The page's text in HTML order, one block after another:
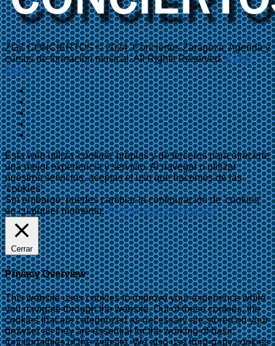
ZGZ CONCIERTOS © 2024. Conciertos Zaragoza, Agenda y
cursos de formación musical. All Rights Reserved.Aviso
legal
Esta web utiliza 'cookies' propias y de terceros para ofrecerte
una mejor experiencia y servicio. Al navegar o utilizar
nuestros servicios, aceptas el uso que hacemos de las
'cookies'.
Sin embargo, puedes cambiar la configuración de 'cookies'
en cualquier momento.Aceptar Más información
Cerrar
Privacy Overview
This website uses cookies to improve your experience while
you navigate through the website. Out of these cookies, the
cookies that are categorized as necessary are stored on your
browser as they are essential for the working of basic
functionalities of the website. We also use third-party cookies